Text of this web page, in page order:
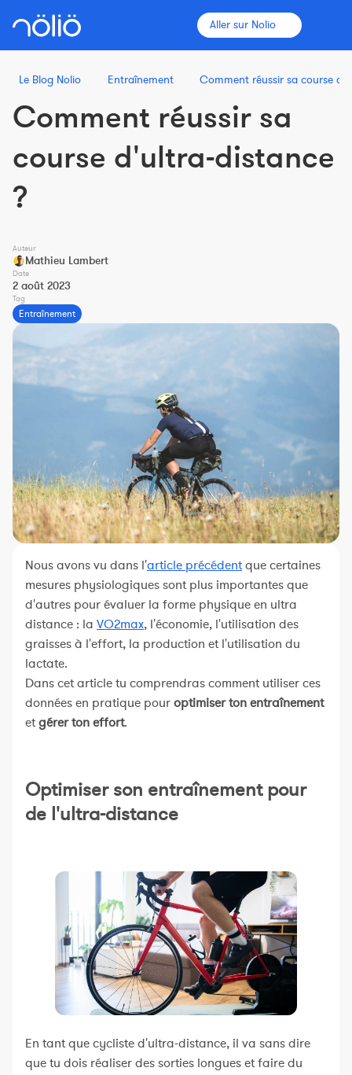
Aller sur Nolio
La plateforme pour tous
Entraîneurs
Sportifs
Plus d'informations
Fonctionnalités
Tarifs
Constructeur de séances
Sportif Premium
Le Blog Nolio Entraînement Comment réussir sa course
Comment réussir sa
course d'ultra-distance
?
Auteur
Mathieu Lambert
Date
2 août 2023
Tag
Entraînement
Nous avons vu dans l'article précédentque certaines
mesures physiologiques sont plus importantes que
d'autres pour évaluer la forme physique en ultra
distance : la VO2max, l'économie, l'utilisation des
graisses à l'effort, la production et l'utilisation du
lactate.
Dans cet article tu comprendras comment utiliser ces
données en pratique pouroptimiser ton entraînement
etgérer ton effort.
Optimiser son entraînement pour
de l'ultra-distance
En tant que cycliste d'ultra-distance, il va sans dire
que tu dois réaliser des sorties longues et faire du